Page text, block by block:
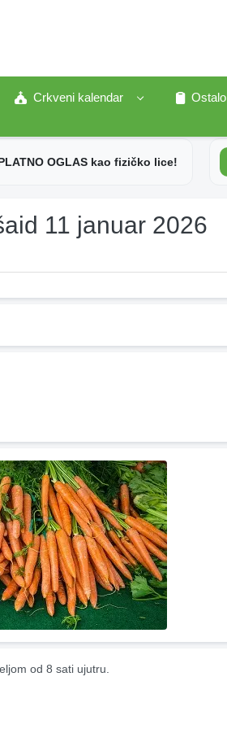
Crkveni kalendar
Ostalo
OGLAS kao fizičko lice!
11 januar 2026
od 8 sati ujutru.